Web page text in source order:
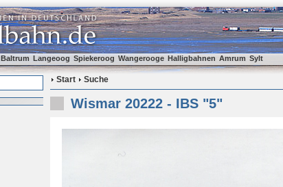
Baltrum Langeoog Spiekeroog Wangerooge Halligbahnen Amrum Sylt
Start Suche
Wismar 20222 - IBS "5"